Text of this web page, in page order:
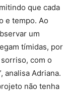
que cada
e tempo. Ao
um
tímidas, por
com o
analisa Adriana.
não tenha